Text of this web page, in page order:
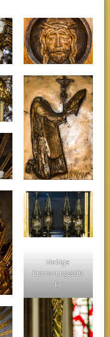
Heilige
Erinnerungsstüc
ke